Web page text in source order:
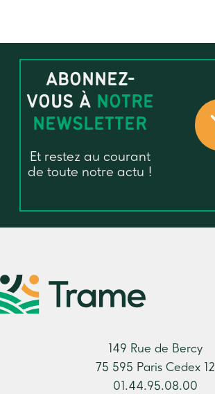
ABONNEZ-
VOUS À NOTRE
NEWSLETTER
Et restez au courant
de toute notre actu !
149 Rue de Bercy
75 595 Paris Cedex 12
01.44.95.08.00